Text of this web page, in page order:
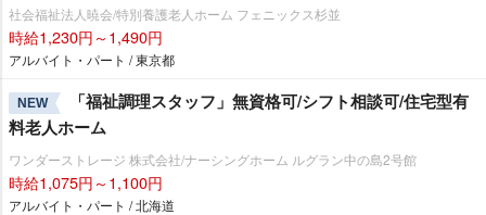
社会福祉法人暁会/特別養護老人ホーム フェニックス杉並
時給1,230円～1,490円
アルバイト・パート / 東京都
NEW
「福祉調理スタッフ」無資格可/シフト相談可/住宅型有
料老人ホーム
ワンダーストレージ 株式会社/ナーシングホーム ルグラン中の島2号館
時給1,075円～1,100円
アルバイト・パート / 北海道